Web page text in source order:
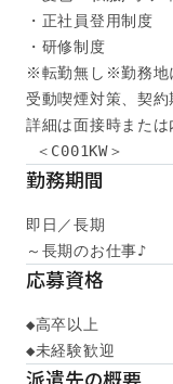
・正社員登用制度
・研修制度
※転勤無し※勤務地
受動喫煙対策、契
詳細は面接時または
＜C001KW＞
勤務期間
即日／長期
～長期のお仕事♪
応募資格
◆高卒以上
◆未経験歓迎